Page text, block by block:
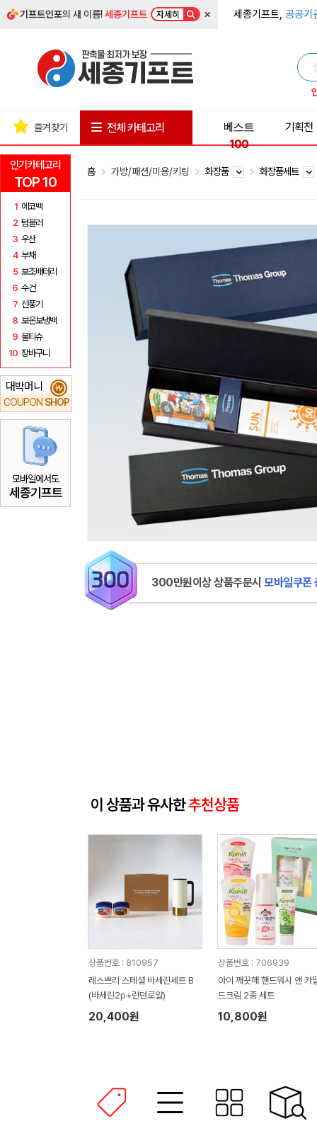
기프트인포의 새 이름!세종기프트 자세히 × 세종기프트, 공공기
인기카테고리
TOP 10
1 에코백
2 텀블러
3 우산
4 부채
5 보조배터리
6 수건
7 선풍기
8 보온보냉백
9 물티슈
10 장바구니
대박머니
COUPON SHOP
₩
모바일에서도
세종기프트
즐겨찾기 전체 카테고리
베스트
100
기획전
홈 가방/패션/미용/키링 화장품 화장품세트
300만원이상 상품주문시 모바일쿠폰
이 상품과 유사한추천상품
상품번호 : 810957
레스쁘리 스페셜 바세린세트 B
(바세린2p+런던로얄)
20,400원
상품번호 : 706939
아이 깨끗해 핸드워시 앤 카
드크림 2종 세트
10,800원